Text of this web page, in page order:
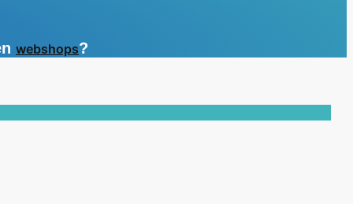
webshops?